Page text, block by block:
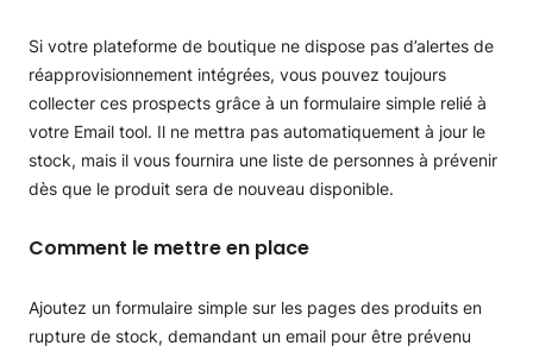
Si votre plateforme de boutique ne dispose pas d’alertes de
réapprovisionnement intégrées, vous pouvez toujours
collecter ces prospects grâce à un formulaire simple relié à
votre Email tool. Il ne mettra pas automatiquement à jour le
stock, mais il vous fournira une liste de personnes à prévenir
dès que le produit sera de nouveau disponible.
Comment le mettre en place
Ajoutez un formulaire simple sur les pages des produits en
rupture de stock, demandant un email pour être prévenu